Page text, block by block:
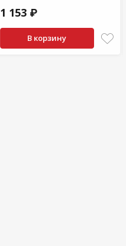
1 153 ₽
В корзину